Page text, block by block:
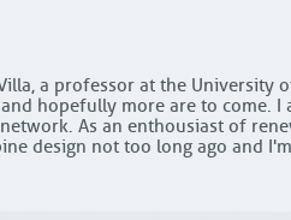
a professor at the University
hopefully more are to come. I
As an enthousiast of
design not too long ago and